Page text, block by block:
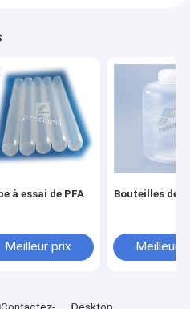
à essai de PFA
Meilleur prix
Bouteilles de
Meilleur